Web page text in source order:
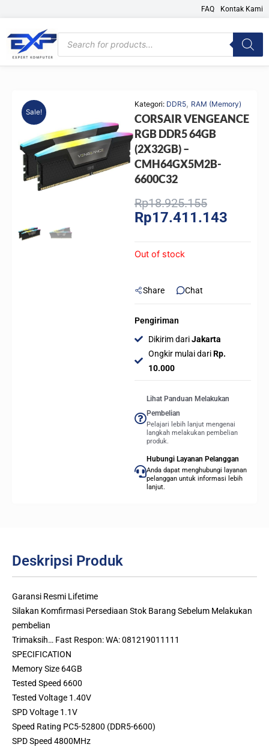
content
FAQ Kontak Kami
Products
search
Sale!
Kategori: DDR5, RAM (Memory)
CORSAIR VENGEANCE
RGB DDR5 64GB
(2X32GB) –
CMH64GX5M2B-
6600C32
Rp18.925.155Original
price
Rp17.411.143
Out of stock
Share Chat
Pengiriman
Dikirim dariJakarta
Ongkir mulai dariRp.
10.000
Lihat Panduan Melakukan
Pembelian
Pelajari lebih lanjut mengenai
langkah melakukan pembelian
produk.
Hubungi Layanan Pelanggan
Anda dapat menghubungi layanan
pelanggan untuk informasi lebih
lanjut.
Deskripsi Produk
Garansi Resmi Lifetime
Silakan Komfirmasi Persediaan Stok Barang Sebelum Melakukan
pembelian
Trimaksih… Fast Respon: WA: 081219011111
SPECIFICATION
Memory Size 64GB
Tested Speed 6600
Tested Voltage 1.40V
SPD Voltage 1.1V
Speed Rating PC5-52800 (DDR5-6600)
SPD Speed 4800MHz